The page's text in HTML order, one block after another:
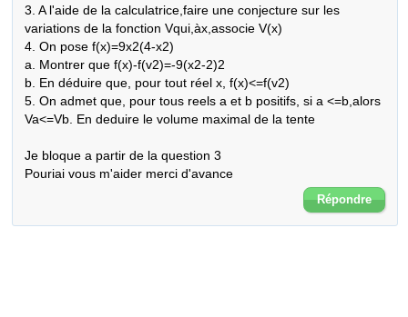
3. A l'aide de la calculatrice,faire une conjecture sur les
variations de la fonction Vqui,àx,associe V(x)
4. On pose f(x)=9x2(4-x2)
a. Montrer que f(x)-f(v2)=-9(x2-2)2
b. En déduire que, pour tout réel x, f(x)<=f(v2)
5. On admet que, pour tous reels a et b positifs, si a <=b,alors
Va<=Vb. En deduire le volume maximal de la tente
Je bloque a partir de la question 3
Pouriai vous m'aider merci d'avance
Répondre